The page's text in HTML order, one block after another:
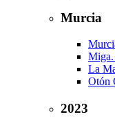
Murcia
La
Otón
2023